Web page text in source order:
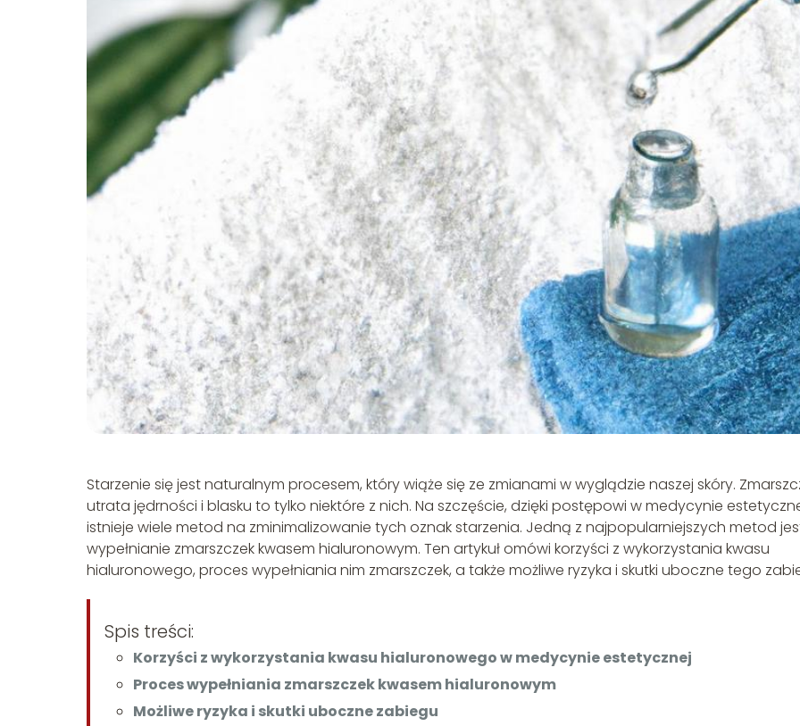
Starzenie się jest naturalnym procesem, który wiąże się ze zmianami w wyglądzie naszej skóry.
utrata jędrności i blasku to tylko niektóre z nich. Na szczęście, dzięki postępowi w medycynie
istnieje wiele metod na zminimalizowanie tych oznak starzenia. Jedną z najpopularniejszych metod
wypełnianie zmarszczek kwasem hialuronowym. Ten artykuł omówi korzyści z wykorzystania kwasu
hialuronowego, proces wypełniania nim zmarszczek, a także możliwe ryzyka i skutki uboczne tego
Spis treści:
Korzyści z wykorzystania kwasu hialuronowego w medycynie estetycznej
Proces wypełniania zmarszczek kwasem hialuronowym
Możliwe ryzyka i skutki uboczne zabiegu